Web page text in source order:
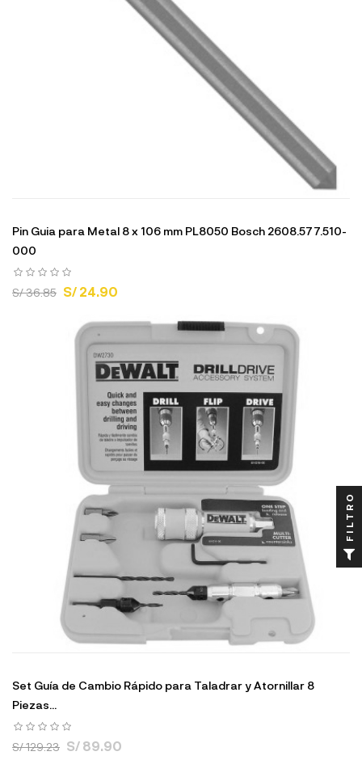
Pin Guia para Metal 8 x 106 mm PL8050 Bosch 2608.577.510-
000
S/ 36.85 S/ 24.90
Set Guía de Cambio Rápido para Taladrar y Atornillar 8
Piezas...
S/ 129.23 S/ 89.90
FILTRO